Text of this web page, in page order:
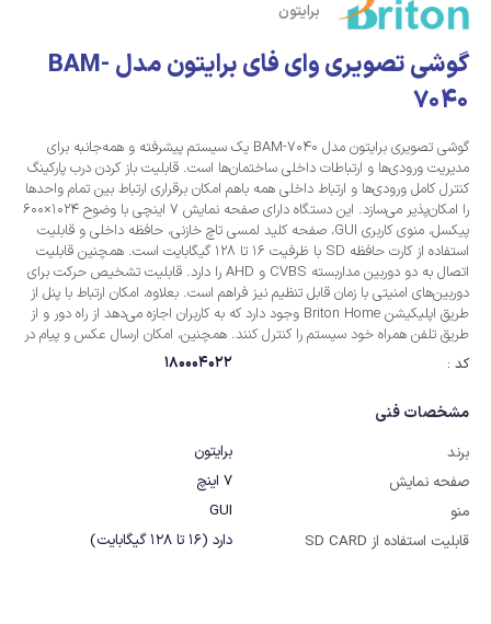
برایتون
گوشی تصویری وای فای برایتون مدل BAM-
7040
گوشی تصویری برایتون مدل BAM-7040 یک سیستم پیشرفته و همه‌جانبه برای
مدیریت ورودی‌ها و ارتباطات داخلی ساختمان‌ها است. قابلیت باز کردن درب پارکینگ
کنترل کامل ورودی‌ها و ارتباط داخلی همه باهم امکان برقراری ارتباط بین تمام واحدها
را امکان‌پذیر می‌سازد. این دستگاه دارای صفحه نمایش 7 اینچی با وضوح 1024×600
پیکسل، منوی کاربری GUI، صفحه کلید لمسی تاچ خازنی، حافظه داخلی و قابلیت
استفاده از کارت حافظه SD با ظرفیت 16 تا 128 گیگابایت است. همچنین قابلیت
اتصال به دو دوربین مداربسته CVBS و AHD را دارد. قابلیت تشخیص حرکت برای
دوربین‌های امنیتی با زمان قابل تنظیم نیز فراهم است. بعلاوه، امکان ارتباط با پنل از
طریق اپلیکیشن Briton Home وجود دارد که به کاربران اجازه می‌دهد از راه دور و از
طریق تلفن همراه خود سیستم را کنترل کنند. همچنین، امکان ارسال عکس و پیام در
تلگرام و قابلیت اتصال به 4 عدد دوربین IoT وجود دارد.
کد : 180004022
مشخصات فنی
برند
برایتون
صفحه نمایش
7 اینچ
منو
GUI
قابلیت استفاده از SD CARD
دارد (16 تا 128 گیگابایت)